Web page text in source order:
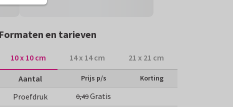
Formaten en tarieven
10 x 10 cm 14 x 14 cm 21 x 21 cm
Aantal Prijs p/s Korting
Proefdruk 0,49Gratis